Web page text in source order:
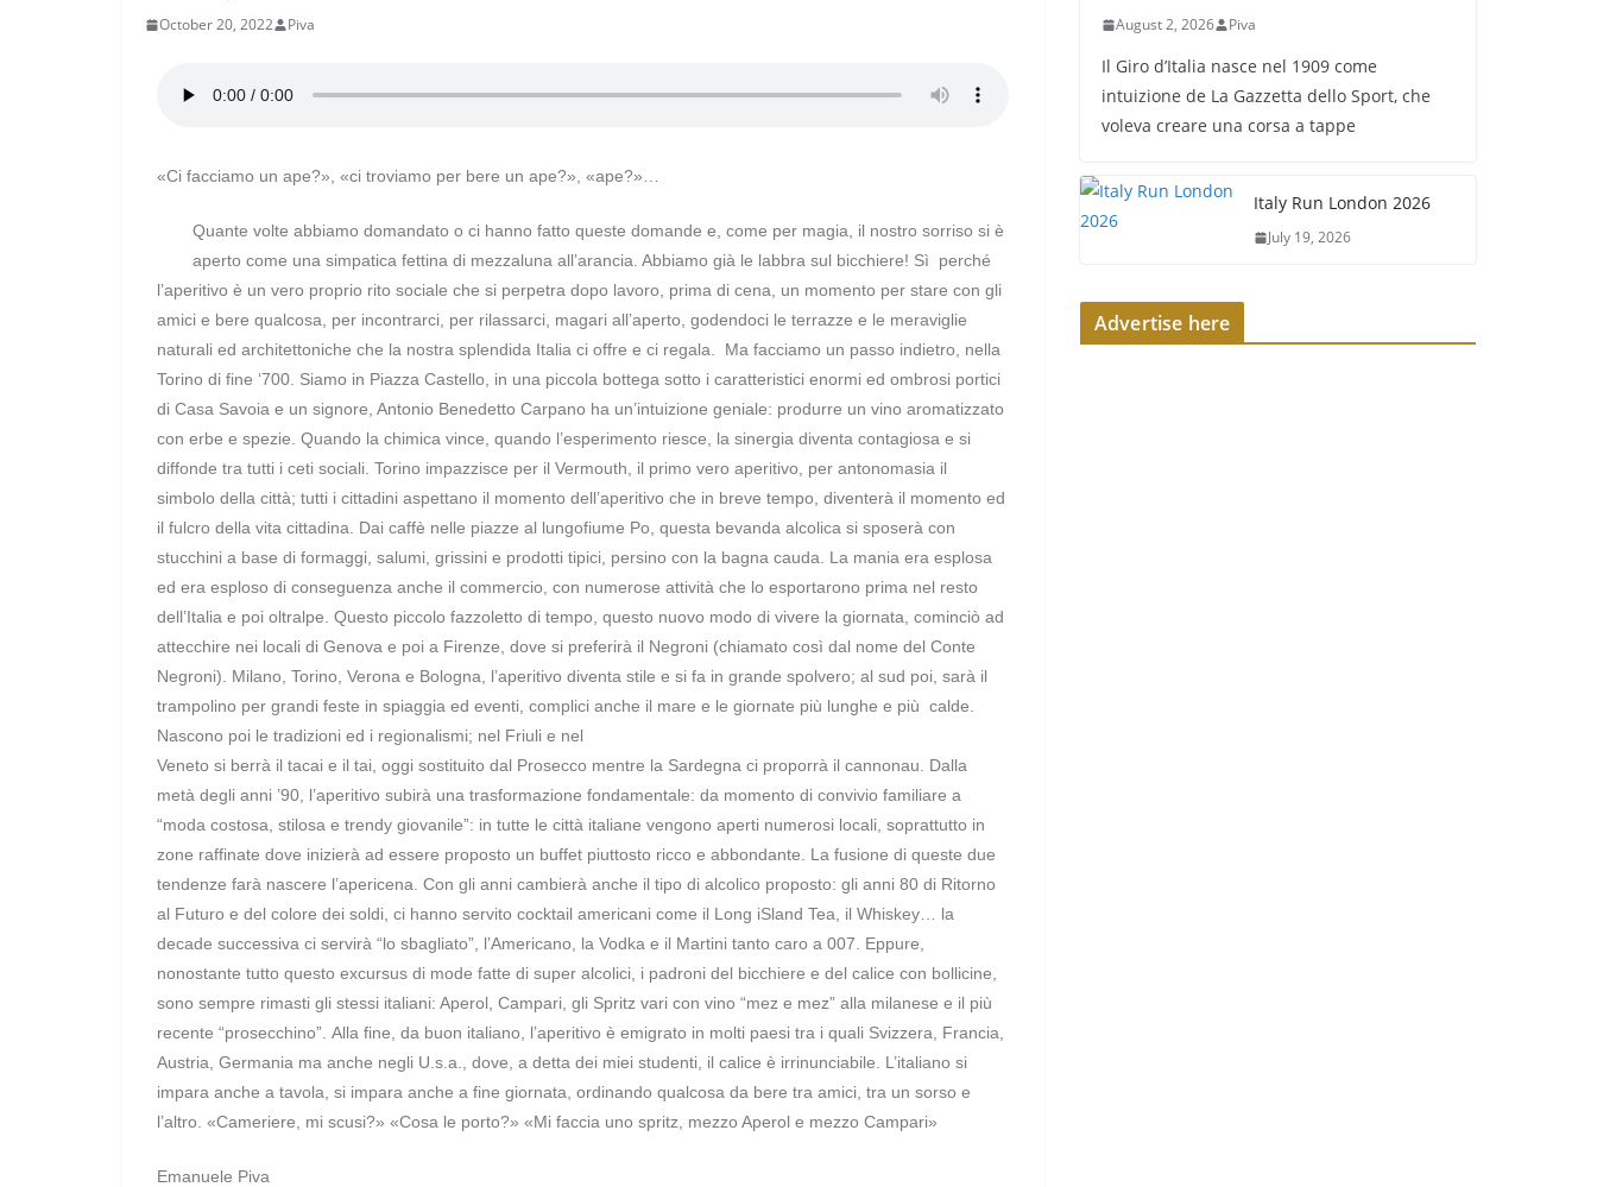
October 20, 2022 Piva
«Ci facciamo un ape?», «ci troviamo per bere un ape?», «ape?»…
Quante volte abbiamo domandato o ci hanno fatto queste domande e, come per magia, il nostro sorriso si è
aperto come una simpatica fettina di mezzaluna all’arancia. Abbiamo già le labbra sul bicchiere! Sì perché
l’aperitivo è un vero proprio rito sociale che si perpetra dopo lavoro, prima di cena, un momento per stare con gli
amici e bere qualcosa, per incontrarci, per rilassarci, magari all’aperto, godendoci le terrazze e le meraviglie
naturali ed architettoniche che la nostra splendida Italia ci offre e ci regala. Ma facciamo un passo indietro, nella
Torino di fine ‘700. Siamo in Piazza Castello, in una piccola bottega sotto i caratteristici enormi ed ombrosi portici
di Casa Savoia e un signore, Antonio Benedetto Carpano ha un’intuizione geniale: produrre un vino aromatizzato
con erbe e spezie. Quando la chimica vince, quando l’esperimento riesce, la sinergia diventa contagiosa e si
diffonde tra tutti i ceti sociali. Torino impazzisce per il Vermouth, il primo vero aperitivo, per antonomasia il
simbolo della città; tutti i cittadini aspettano il momento dell’aperitivo che in breve tempo, diventerà il momento ed
il fulcro della vita cittadina. Dai caffè nelle piazze al lungofiume Po, questa bevanda alcolica si sposerà con
stucchini a base di formaggi, salumi, grissini e prodotti tipici, persino con la bagna cauda. La mania era esplosa
ed era esploso di conseguenza anche il commercio, con numerose attività che lo esportarono prima nel resto
dell’Italia e poi oltralpe. Questo piccolo fazzoletto di tempo, questo nuovo modo di vivere la giornata, cominciò ad
attecchire nei locali di Genova e poi a Firenze, dove si preferirà il Negroni (chiamato così dal nome del Conte
Negroni). Milano, Torino, Verona e Bologna, l’aperitivo diventa stile e si fa in grande spolvero; al sud poi, sarà il
trampolino per grandi feste in spiaggia ed eventi, complici anche il mare e le giornate più lunghe e più calde.
Nascono poi le tradizioni ed i regionalismi; nel Friuli e nel
Veneto si berrà il tacai e il tai, oggi sostituito dal Prosecco mentre la Sardegna ci proporrà il cannonau. Dalla
metà degli anni ’90, l’aperitivo subirà una trasformazione fondamentale: da momento di convivio familiare a
“moda costosa, stilosa e trendy giovanile”: in tutte le città italiane vengono aperti numerosi locali, soprattutto in
zone raffinate dove inizierà ad essere proposto un buffet piuttosto ricco e abbondante. La fusione di queste due
tendenze farà nascere l’apericena. Con gli anni cambierà anche il tipo di alcolico proposto: gli anni 80 di Ritorno
al Futuro e del colore dei soldi, ci hanno servito cocktail americani come il Long iSland Tea, il Whiskey… la
decade successiva ci servirà “lo sbagliato”, l’Americano, la Vodka e il Martini tanto caro a 007. Eppure,
nonostante tutto questo excursus di mode fatte di super alcolici, i padroni del bicchiere e del calice con bollicine,
sono sempre rimasti gli stessi italiani: Aperol, Campari, gli Spritz vari con vino “mez e mez” alla milanese e il più
recente “prosecchino”. Alla fine, da buon italiano, l’aperitivo è emigrato in molti paesi tra i quali Svizzera, Francia,
Austria, Germania ma anche negli U.s.a., dove, a detta dei miei studenti, il calice è irrinunciabile. L’italiano si
impara anche a tavola, si impara anche a fine giornata, ordinando qualcosa da bere tra amici, tra un sorso e
l’altro. «Cameriere, mi scusi?» «Cosa le porto?» «Mi faccia uno spritz, mezzo Aperol e mezzo Campari»
Emanuele Piva
August 2, 2026 Piva
Il Giro d’Italia nasce nel 1909 come
intuizione de La Gazzetta dello Sport, che
voleva creare una corsa a tappe
Italy Run London 2026
July 19, 2026
Advertise here